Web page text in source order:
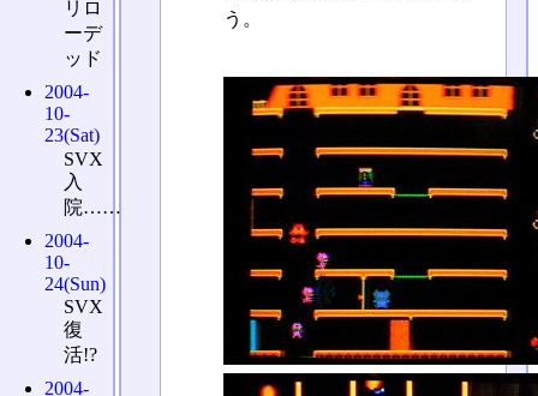
う。
リロ
ーデ
ッド
2004-
10-
23(Sat)
SVX
入
院……
2004-
10-
24(Sun)
SVX
復
活!?
2004-